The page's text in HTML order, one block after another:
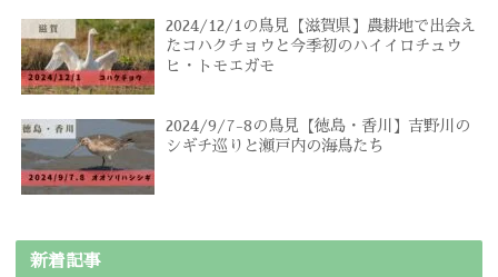
2024/12/1の鳥見【滋賀県】農耕地で出会え
たコハクチョウと今季初のハイイロチュウ
ヒ・トモエガモ
2024/9/7-8の鳥見【徳島・香川】吉野川の
シギチ巡りと瀬戸内の海鳥たち
新着記事